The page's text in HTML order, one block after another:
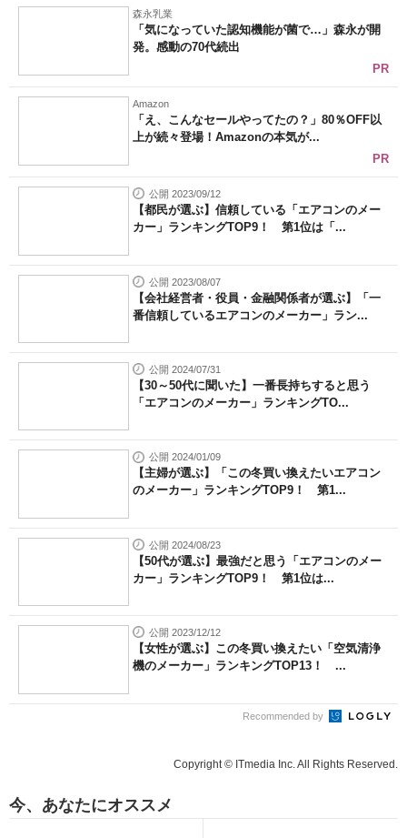
森永乳業
「気になっていた認知機能が菌で…」森永が開
発。感動の70代続出
PR
Amazon
「え、こんなセールやってたの？」80％OFF以
上が続々登場！Amazonの本気が...
PR
公開 2023/09/12
【都民が選ぶ】信頼している「エアコンのメー
カー」ランキングTOP9！ 第1位は「...
公開 2023/08/07
【会社経営者・役員・金融関係者が選ぶ】「一
番信頼しているエアコンのメーカー」ラン...
公開 2024/07/31
【30～50代に聞いた】一番長持ちすると思う
「エアコンのメーカー」ランキングTO...
公開 2024/01/09
【主婦が選ぶ】「この冬買い換えたいエアコン
のメーカー」ランキングTOP9！ 第1...
公開 2024/08/23
【50代が選ぶ】最強だと思う「エアコンのメー
カー」ランキングTOP9！ 第1位は...
公開 2023/12/12
【女性が選ぶ】この冬買い換えたい「空気清浄
機のメーカー」ランキングTOP13！ ...
Recommended by
Copyright © ITmedia Inc. All Rights Reserved.
今、あなたにオススメ